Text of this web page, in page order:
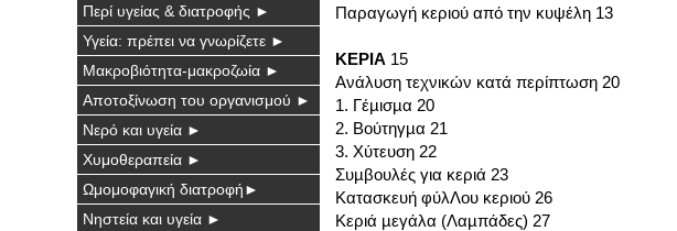
Παραγωγή κεριού από την κυψέλη 13
ΚΕΡΙΑ 15
Ανάλυση τεχνικών κατά περίπτωση 20
1. Γέµισµα 20
2. Βούτηγµα 21
3. Χύτευση 22
Συµβουλές για κεριά 23
Κατασκευή φύλΛου κεριού 26
Κεριά µεγάλα (Λαµπάδες) 27
Περί υγείας & διατροφής ►
Υγεία: πρέπει να γνωρίζετε ►
Μακροβιότητα-μακροζωία ►
Αποτοξίνωση του οργανισμού ►
Νερό και υγεία ►
Χυμοθεραπεία ►
Ωμομοφαγική διατροφή►
Νηστεία και υγεία ►